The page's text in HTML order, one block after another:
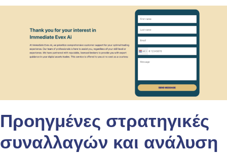
Προηγμένες στρατηγικές
συναλλαγών και ανάλυση